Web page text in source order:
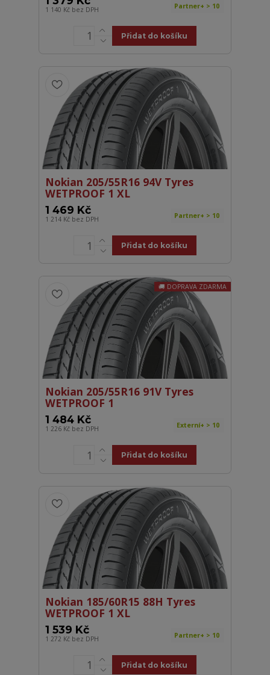
1 140 Kč bez DPH Partner+ > 10
Přidat do košíku
Nokian 205/55R16 94V Tyres
WETPROOF 1 XL
1 469 Kč
1 214 Kč bez DPH Partner+ > 10
Přidat do košíku
DOPRAVA ZDARMA
Nokian 205/55R16 91V Tyres
WETPROOF 1
1 484 Kč
1 226 Kč bez DPH Externí+ > 10
Přidat do košíku
Nokian 185/60R15 88H Tyres
WETPROOF 1 XL
1 539 Kč
1 272 Kč bez DPH Partner+ > 10
Přidat do košíku